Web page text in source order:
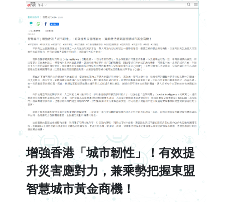
增強香港「城市韌性」！有效提
升災害應對力，兼乘勢把握東盟
智慧城市黃金商機！